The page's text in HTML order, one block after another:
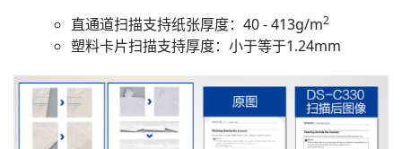
直通道扫描支持纸张厚度：40 - 413g/m2
塑料卡片扫描支持厚度：小于等于1.24mm